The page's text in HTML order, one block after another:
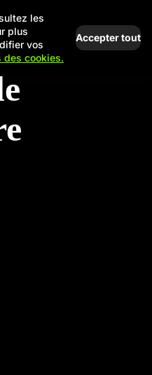
les
plus
vos
des cookies.
Accepter tout